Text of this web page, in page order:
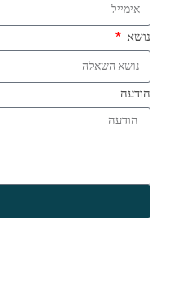
נושא
הודעה